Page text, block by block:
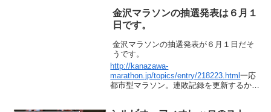
金沢マラソンの抽選発表は６月１
日です。
金沢マラソンの抽選発表が６月１日だそ
うです。
http://kanazawa-
marathon.jp/topics/entry/218223.html一応
都市型マラソン。連敗記録を更新するか、